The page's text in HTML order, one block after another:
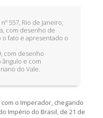
557, Rio de Janeiro,
com desenho de
o fato e apresentado o
com desenho
e com
do Vale.
o Imperador, chegando
Império do Brasil, de 21 de